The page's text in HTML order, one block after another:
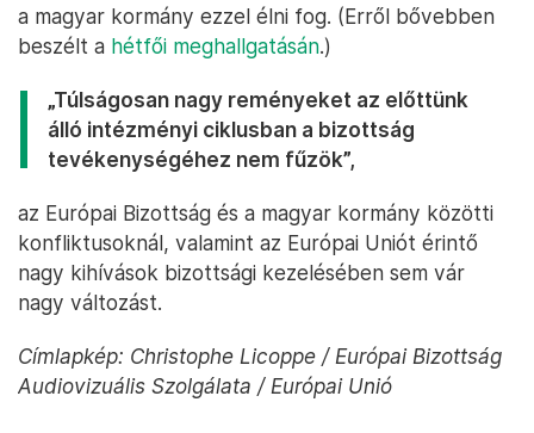
a magyar kormány ezzel élni fog. (Erről bővebben
beszélt a hétfői meghallgatásán.)
„Túlságosan nagy reményeket az előttünk
álló intézményi ciklusban a bizottság
tevékenységéhez nem fűzök”,
az Európai Bizottság és a magyar kormány közötti
konfliktusoknál, valamint az Európai Uniót érintő
nagy kihívások bizottsági kezelésében sem vár
nagy változást.
Címlapkép: Christophe Licoppe / Európai Bizottság
Audiovizuális Szolgálata / Európai Unió